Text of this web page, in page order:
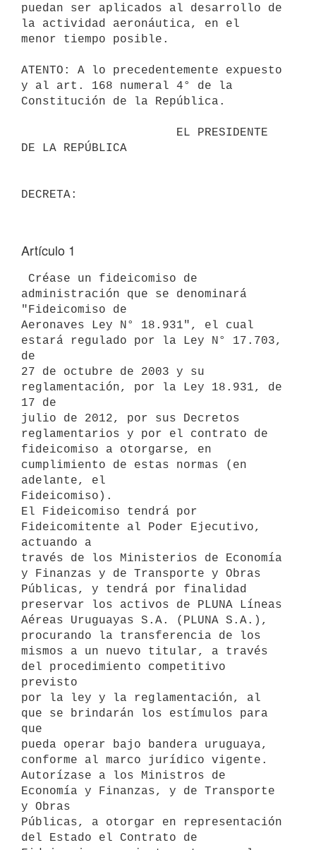
puedan ser aplicados al desarrollo de
la actividad aeronáutica, en el
menor tiempo posible.
ATENTO: A lo precedentemente expuesto
y al art. 168 numeral 4° de la
Constitución de la República.
DE LA REPÚBLICA
Artículo 1
administración que se denominará
"Fideicomiso de
Aeronaves Ley N° 18.931", el cual
estará regulado por la Ley N° 17.703,
de
27 de octubre de 2003 y su
reglamentación, por la Ley 18.931, de
17 de
julio de 2012, por sus Decretos
reglamentarios y por el contrato de
fideicomiso a otorgarse, en
cumplimiento de estas normas (en
adelante, el
Fideicomiso).
El Fideicomiso tendrá por
Fideicomitente al Poder Ejecutivo,
actuando a
través de los Ministerios de Economía
y Finanzas y de Transporte y Obras
Públicas, y tendrá por finalidad
preservar los activos de PLUNA Líneas
Aéreas Uruguayas S.A. (PLUNA S.A.),
procurando la transferencia de los
mismos a un nuevo titular, a través
del procedimiento competitivo
previsto
por la ley y la reglamentación, al
que se brindarán los estímulos para
que
pueda operar bajo bandera uruguaya,
conforme al marco jurídico vigente.
Autorízase a los Ministros de
Economía y Finanzas, y de Transporte
y Obras
Públicas, a otorgar en representación
del Estado el Contrato de